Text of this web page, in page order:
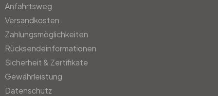
Anfahrtsweg
Versandkosten
Zahlungsmöglichkeiten
Rücksendeinformationen
Sicherheit & Zertifikate
Gewährleistung
Datenschutz